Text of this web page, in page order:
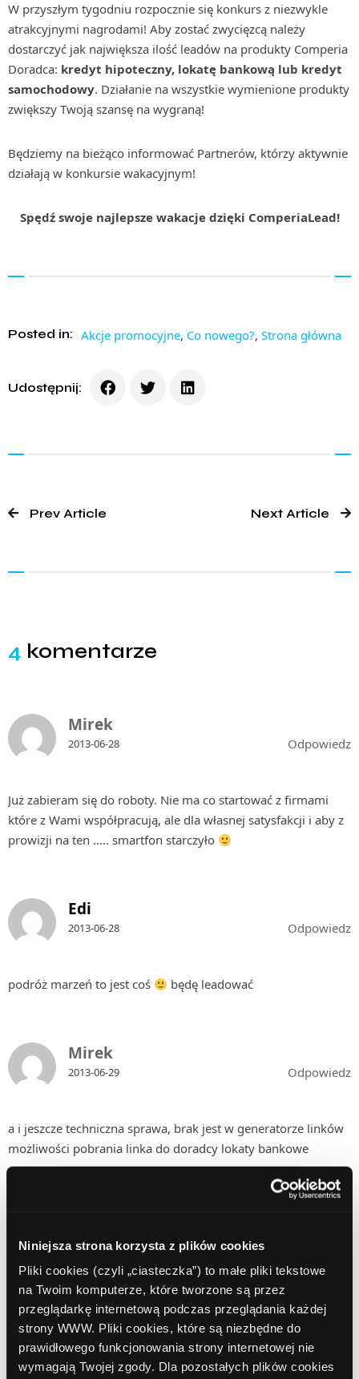
Niniejsza strona korzysta z plików cookies
Pliki cookies (czyli „ciasteczka”) to małe pliki tekstowe
na Twoim komputerze, które tworzone są przez
przeglądarkę internetową podczas przeglądania każdej
strony WWW. Pliki cookies, które są niezbędne do
prawidłowego funkcjonowania strony internetowej nie
wymagają Twojej zgody. Dla pozostałych plików cookies
W przyszłym tygodniu rozpocznie się konkurs z niezwykle
atrakcyjnymi nagrodami! Aby zostać zwycięzcą należy
dostarczyć jak największa ilość leadów na produkty Comperia
Doradca: kredyt hipoteczny, lokatę bankową lub kredyt
samochodowy. Działanie na wszystkie wymienione produkty
zwiększy Twoją szansę na wygraną!
Będziemy na bieżąco informować Partnerów, którzy aktywnie
działają w konkursie wakacyjnym!
Spędź swoje najlepsze wakacje dzięki ComperiaLead!
Posted in: Akcje promocyjne, Co nowego?, Strona główna
Udostępnij:
Prev Article Next Article
4 komentarze
Mirek
2013-06-28 Odpowiedz
Już zabieram się do roboty. Nie ma co startować z firmami
które z Wami współpracują, ale dla własnej satysfakcji i aby z
prowizji na ten ….. smartfon starczyło
Edi
2013-06-28 Odpowiedz
podróż marzeń to jest coś będę leadować
Mirek
2013-06-29 Odpowiedz
a i jeszcze techniczna sprawa, brak jest w generatorze linków
możliwości pobrania linka do doradcy lokaty bankowe
2013-07-02
Panie Mirku, dniem rozpoczęcia konkursu jest 1 lipca, w
którym został udostępniony link do formularza Comperia
Doradca Lokata Bankowa. Zachęcamy do aktywnego
działania!